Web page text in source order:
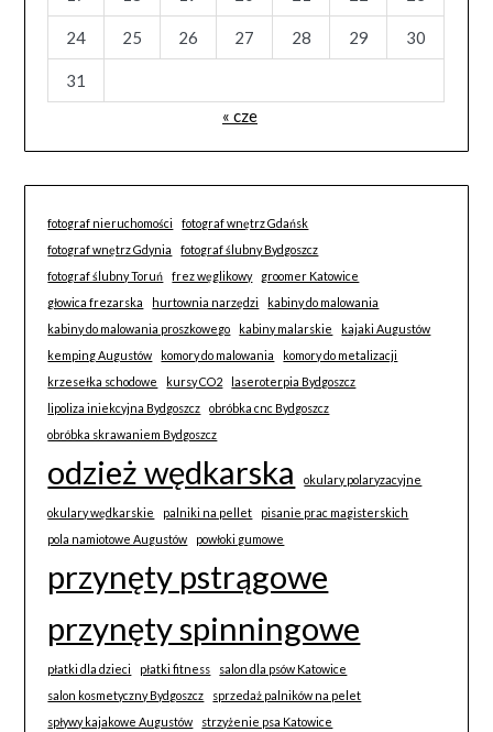
24 25 26 27 28 29 30
31
« cze
fotograf nieruchomości
fotograf wnętrz Gdańsk
fotograf wnętrz Gdynia
fotograf ślubny Bydgoszcz
fotograf ślubny Toruń
frez węglikowy
groomer Katowice
głowica frezarska
hurtownia narzędzi
kabiny do malowania
kabiny do malowania proszkowego
kabiny malarskie
kajaki Augustów
kemping Augustów
komory do malowania
komory do metalizacji
krzesełka schodowe
kursy CO2
laseroterpia Bydgoszcz
lipoliza iniekcyjna Bydgoszcz
obróbka cnc Bydgoszcz
obróbka skrawaniem Bydgoszcz
odzież wędkarska okulary polaryzacyjne
okulary wędkarskie palniki na pellet
pisanie prac magisterskich
pola namiotowe Augustów
powłoki gumowe
przynęty pstrągowe
przynęty spinningowe
płatki dla dzieci płatki fitness
salon dla psów Katowice
salon kosmetyczny Bydgoszcz
sprzedaż palników na pelet
spływy kajakowe Augustów
strzyżenie psa Katowice